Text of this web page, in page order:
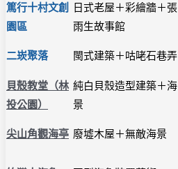
篤行十村文創
園區
日式老屋＋彩繪牆＋張
雨生故事館
二崁聚落 閩式建築＋咕咾石巷弄
貝殼教堂（林
投公園）
純白貝殼造型建築＋海
景
尖山角觀海亭 廢墟木屋＋無敵海景